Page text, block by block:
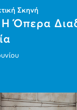
Σκηνή
Η Όπερα